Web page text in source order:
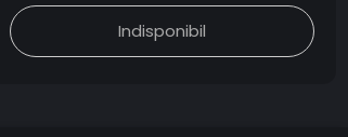
Indisponibil